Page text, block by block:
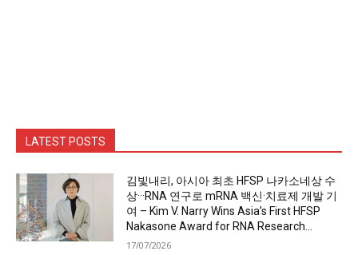
LATEST POSTS
김빛내리, 아시아 최초 HFSP 나카소네상 수
상···RNA 연구로 mRNA 백신·치료제 개발 기
여 – Kim V. Narry Wins Asia’s First HFSP
Nakasone Award for RNA Research...
17/07/2026